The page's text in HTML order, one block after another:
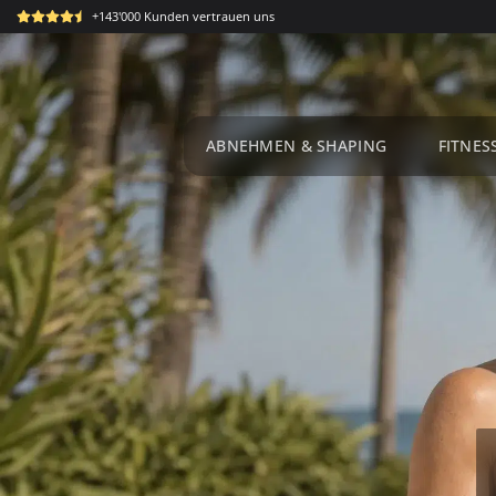
Zum
Inhalt
springen
+143'000 Kunden vertrauen uns
ABNEHMEN & SHAPING